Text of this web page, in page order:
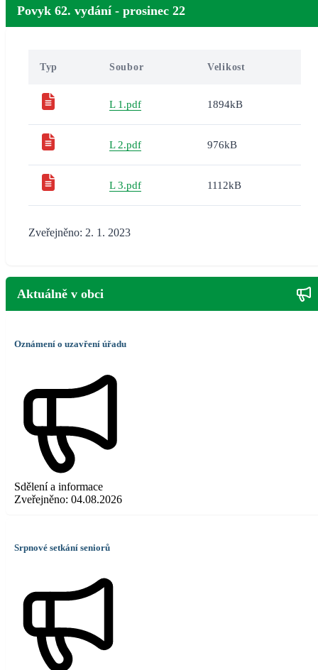
Povyk 62. vydání - prosinec 22
Typ Soubor Velikost
L 1.pdf 1894kB
L 2.pdf 976kB
L 3.pdf 1112kB
Zveřejněno: 2. 1. 2023
Aktuálně v obci
Oznámení o uzavření úřadu
Sdělení a informace
Zveřejněno: 04.08.2026
Srpnové setkání seniorů